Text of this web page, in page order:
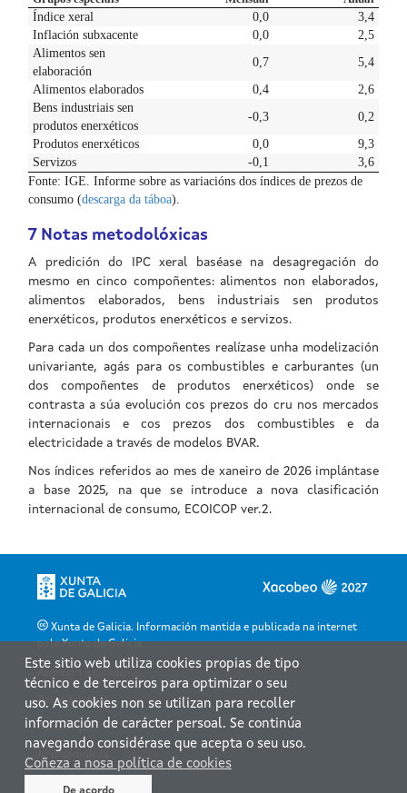
Xunta de Galicia. Información mantida e publicada na internet
pola Xunta de Galicia
Accesibilidade
Aviso legal
Atendémolo/a
Este sitio web utiliza cookies propias de tipo
técnico e de terceiros para optimizar o seu
uso. As cookies non se utilizan para recoller
información de carácter persoal. Se continúa
navegando considérase que acepta o seu uso.
Coñeza a nosa política de cookies